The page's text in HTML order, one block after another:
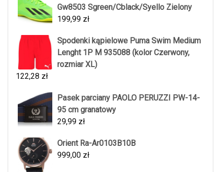
Gw8503 Sgreen/Cblack/Syello Zielony
199,99 zł
Spodenki kąpielowe Puma Swim Medium
Lenght 1P M 935088 (kolor Czerwony,
rozmiar XL)
122,28 zł
Pasek parciany PAOLO PERUZZI PW-14-
95 cm granatowy
29,99 zł
Orient Ra-Ar0103B10B
999,00 zł